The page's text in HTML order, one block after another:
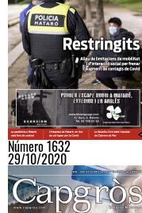
Número 1632
29/10/2020